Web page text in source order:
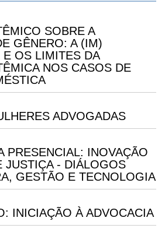
SOBRE A
GÊNERO: A (IM)
OS LIMITES DA
NOS CASOS DE
ADVOGADAS
PRESENCIAL: INOVAÇÃO
JUSTIÇA - DIÁLOGOS
GESTÃO E TECNOLOGIA
INICIAÇÃO À ADVOCACIA